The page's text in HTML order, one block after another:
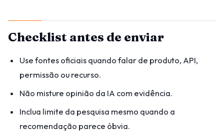
Checklist antes de enviar
Use fontes oficiais quando falar de produto, API,
permissão ou recurso.
Não misture opinião da IA com evidência.
Inclua limite da pesquisa mesmo quando a
recomendação parece óbvia.